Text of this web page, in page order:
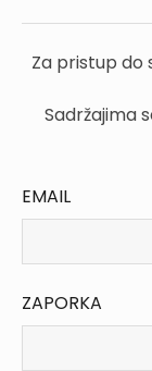
Za pristup
Sadržajima
EMAIL
ZAPORKA